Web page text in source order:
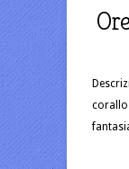
corallo